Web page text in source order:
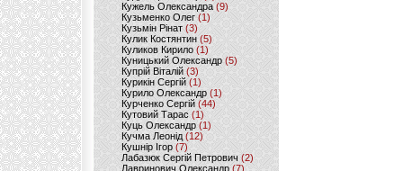
Кужель Олександра (9)
Кузьменко Олег (1)
Кузьмін Рінат(3)
Кулик Костянтин(5)
Куликов Кирило (1)
Куницький Олександр (5)
Купрій Віталій (3)
Курикін Сергій(1)
Курило Олександр (1)
Курченко Сергій (44)
Кутовий Тарас (1)
Куць Олександр (1)
Кучма Леонід (12)
Кушнір Ігор(7)
Лабазюк Сергій Петрович (2)
Лавринович Олександр(7)